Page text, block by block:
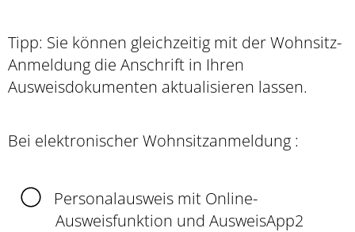
Tipp: Sie können gleichzeitig mit der Wohnsitz-
Anmeldung die Anschrift in Ihren
Ausweisdokumenten aktualisieren lassen.
Bei elektronischer Wohnsitzanmeldung :
Personalausweis mit Online-
Ausweisfunktion und AusweisApp2